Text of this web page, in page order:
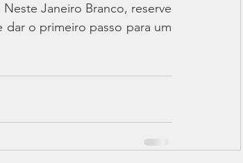
Janeiro Branco, reserve
dar o primeiro passo para um